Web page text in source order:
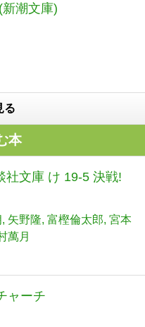
潮文庫)
る
本
社文庫 け 19-5 決戦!
矢野隆 富樫倫太郎 宮本
萬月
ャーチ